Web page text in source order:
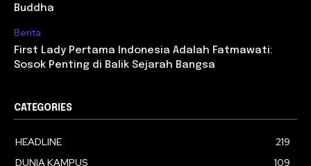
Buddha
Berita
First Lady Pertama Indonesia Adalah Fatmawati:
Sosok Penting di Balik Sejarah Bangsa
CATEGORIES
HEADLINE
219
DUNIA KAMPUS
109